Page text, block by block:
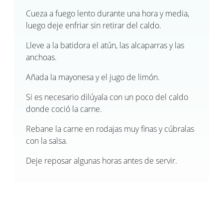
Cueza a fuego lento durante una hora y media,
luego deje enfriar sin retirar del caldo.
Lleve a la batidora el atún, las alcaparras y las
anchoas.
Añada la mayonesa y el jugo de limón.
Si es necesario dilúyala con un poco del caldo
donde coció la carne.
Rebane la carne en rodajas muy finas y cúbralas
con la salsa.
Deje reposar algunas horas antes de servir.